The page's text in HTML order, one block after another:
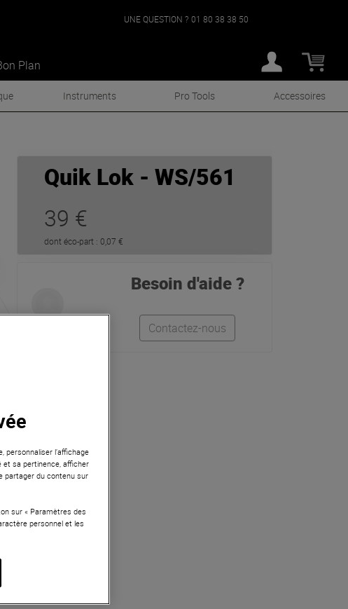
Plan
UNE QUESTION ? 01 80 38 38 50
Instruments Pro Tools Accessoires
Quik Lok - WS/561
39 €
dont éco-part : 0,07 €
Besoin d'aide ?
Contactez-nous
l’affichage
et sa pertinence, afficher
partager du contenu sur
sur « Paramètres des
personnel et les